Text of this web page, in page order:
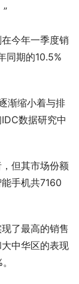
今年一季度销
同期的10.5%
渐缩小着与排
数据研究中
但其市场份额
手机共7160
了最高的销售
中华区的表现